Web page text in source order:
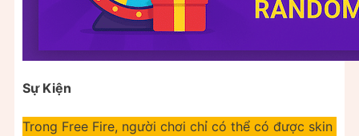
Sự Kiện
Trong Free Fire, người chơi chỉ có thể có được skin